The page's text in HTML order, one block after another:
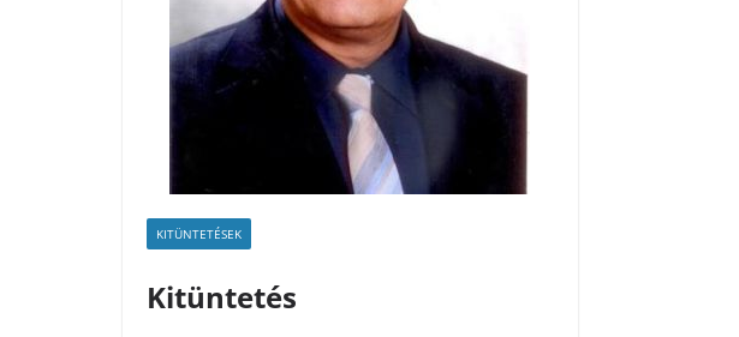
KITÜNTETÉSEK
Kitüntetés